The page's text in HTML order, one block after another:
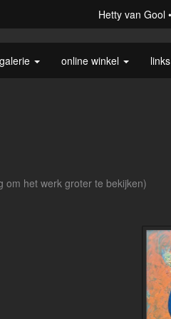
Hetty van Gool
galerie online winkel links
om het werk groter te bekijken)